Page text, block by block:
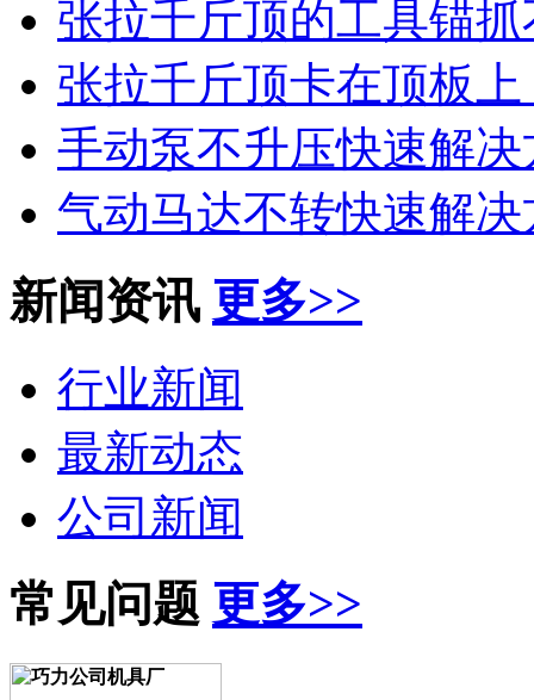
张拉千斤顶的工具锚
张拉千斤顶卡在顶板
手动泵不升压快速解决
气动马达不转快速解决
新闻资讯 更多>>
行业新闻
最新动态
公司新闻
常见问题 更多>>